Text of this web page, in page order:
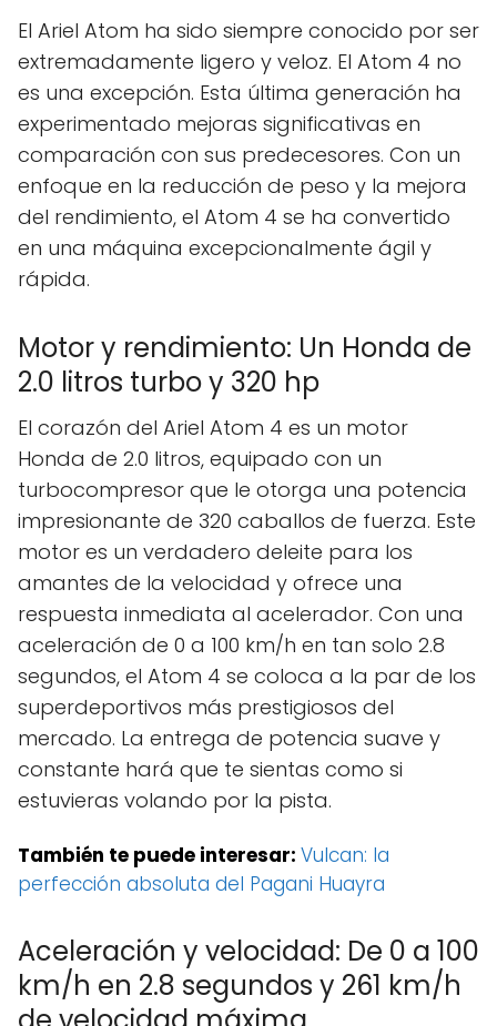
El Ariel Atom ha sido siempre conocido por ser
extremadamente ligero y veloz. El Atom 4 no
es una excepción. Esta última generación ha
experimentado mejoras significativas en
comparación con sus predecesores. Con un
enfoque en la reducción de peso y la mejora
del rendimiento, el Atom 4 se ha convertido
en una máquina excepcionalmente ágil y
rápida.
Motor y rendimiento: Un Honda de
2.0 litros turbo y 320 hp
El corazón del Ariel Atom 4 es un motor
Honda de 2.0 litros, equipado con un
turbocompresor que le otorga una potencia
impresionante de 320 caballos de fuerza. Este
motor es un verdadero deleite para los
amantes de la velocidad y ofrece una
respuesta inmediata al acelerador. Con una
aceleración de 0 a 100 km/h en tan solo 2.8
segundos, el Atom 4 se coloca a la par de los
superdeportivos más prestigiosos del
mercado. La entrega de potencia suave y
constante hará que te sientas como si
estuvieras volando por la pista.
También te puede interesar: Vulcan: la
perfección absoluta del Pagani Huayra
Aceleración y velocidad: De 0 a 100
km/h en 2.8 segundos y 261 km/h